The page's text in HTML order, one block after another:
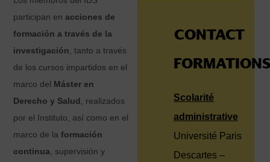
participan enacciones de
formación a través de la
investigación , tanto a través
de los cursos impartidos en el
marco del Máster en
Derecho y Salud , realizados
por el Instituto, así como en el
marco de laformación
continua , supervisión y
CONTACT
Scolarité
administrative
Université Paris
Descartes –